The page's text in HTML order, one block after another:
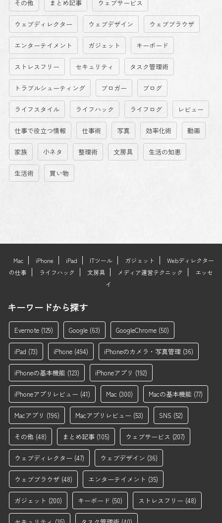
その他 まとめ記事 ウェブサービス
ウェブディレクター ウェブデザイン ウェブブラウザ
エンターテイメント ガジェット キーボード
ストレスフリー セキュリティ タスク管理術
トラブルシューティング ブロガー ブログ
ライフスタイル ライフハック ライフログ レビュー
仕事で役立つ情報 仕事術 写真 効率化術 動画
家族 小ネタ 整理術 文房具 生活の知恵
生活術 買い物
Mac iPhone iPad ITツール ガジェット
Webディレクター
の仕事
ライフハック 文房具 メディア運営テクニック
エッセ
イ
キーワードから探す
Evernote (129) Google (63) GoogleChrome (50)
iPad (73) iPhone (494) iPhoneのカメラ・写真管理 (36)
iPhoneの基本機能 (123) iPhoneアプリ (192)
iPhoneアプリレビュー (41) Mac (300) Macの基本機能 (77)
Macアプリ (196) Macアプリレビュー (53) SNS (52)
その他 (48) まとめ記事 (105) ウェブサービス (207)
ウェブディレクター (47) ウェブデザイン (36)
ウェブブラウザ (48) エンターテイメント (35)
ガジェット (200) キーボード (50) ストレスフリー (48)